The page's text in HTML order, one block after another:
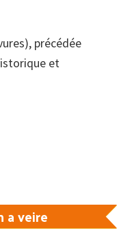
précédée
et
a veire